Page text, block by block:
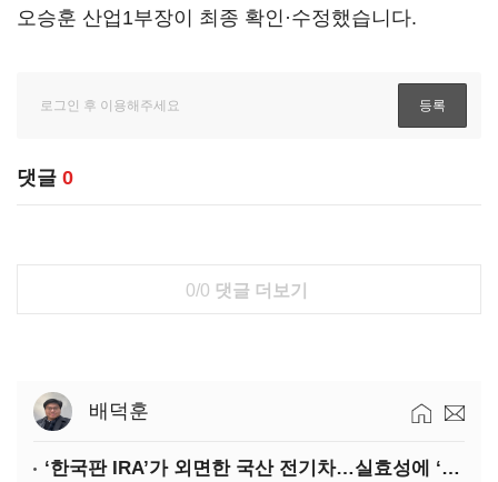
오승훈 산업1부장이 최종 확인·수정했습니다.
댓글 0
0/0 댓글 더보기
배덕훈
‘한국판 IRA’가 외면한 국산 전기차…실효성에 ‘의문’